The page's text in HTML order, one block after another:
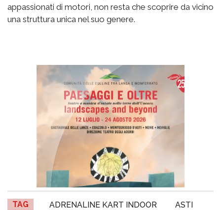
appassionati di motori, non resta che scoprire da vicino
una struttura unica nel suo genere.
TAG ADRENALINE KART INDOOR
ASTI